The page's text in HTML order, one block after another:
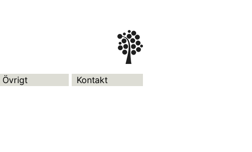
Övrigt Kontakt